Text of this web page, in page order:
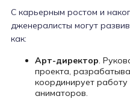
С карьерным ростом и
дженералисты могут
как:
Арт-директор.
проекта,
координирует
аниматоров.